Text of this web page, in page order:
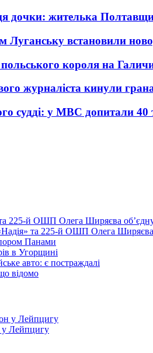
дочки: жителька
Луганську встановили
короля на
журналіста кинули
судді: у МВС допитали 40
та 225-й ОШП Олега Ширяєва
Панами
в Угорщині
авто: є постраждалі
відомо
у Лейпцигу